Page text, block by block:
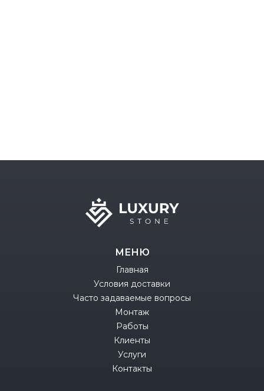
МЕНЮ
Главная
Условия доставки
Часто задаваемые вопросы
Монтаж
Работы
Клиенты
Услуги
Контакты